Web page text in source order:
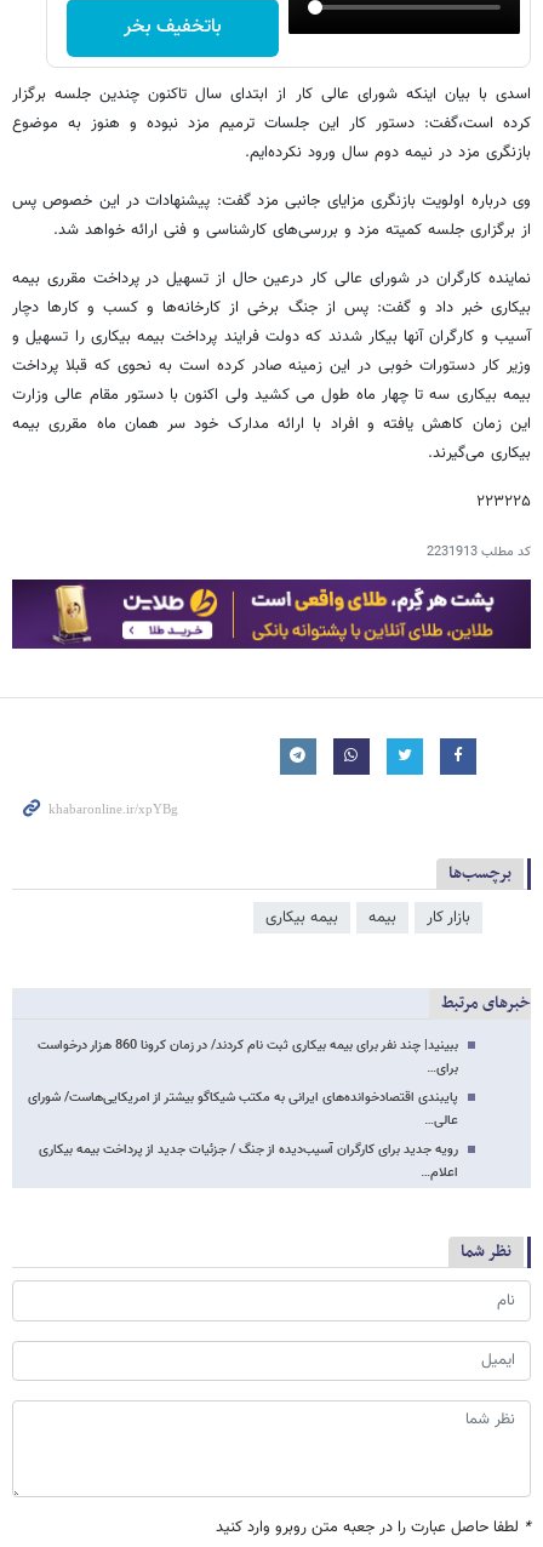
باتخفیف بخر
اسدی با بیان اینکه شورای عالی کار از ابتدای سال تاکنون چندین جلسه برگزار
کرده است،گفت: دستور کار این جلسات ترمیم مزد نبوده و هنوز به موضوع
بازنگری مزد در نیمه دوم سال ورود نکرده‌ایم.
وی درباره اولویت بازنگری مزایای جانبی مزد گفت: پیشنهادات در این خصوص پس
از برگزاری جلسه کمیته مزد و بررسی‌های کارشناسی و فنی ارائه خواهد شد.
نماینده کارگران در شورای عالی کار درعین حال از تسهیل در پرداخت مقرری بیمه
بیکاری خبر داد و گفت: پس از جنگ برخی از کارخانه‌ها و کسب و کارها دچار
آسیب و کارگران آنها بیکار شدند که دولت فرایند پرداخت بیمه بیکاری را تسهیل و
وزیر کار دستورات خوبی در این زمینه صادر کرده است به نحوی که قبلا پرداخت
بیمه بیکاری سه تا چهار ماه طول می کشید ولی اکنون با دستور مقام عالی وزارت
این زمان کاهش یافته و افراد با ارائه مدارک خود سر همان ماه مقرری بیمه
بیکاری می‌گیرند.
۲۲۳۲۲۵
کد مطلب2231913
برچسب‌ها
بازار کار بیمه بیمه بیکاری
خبرهای مرتبط
ببینید| چند نفر برای بیمه بیکاری ثبت نام کردند/ در زمان کرونا 860 هزار درخواست
برای…
پایبندی اقتصادخوانده‌های ایرانی به مکتب شیکاگو بیشتر از امریکایی‌هاست/ شورای
عالی…
رویه جدید برای کارگران آسیب‌دیده از جنگ / جزئیات جدید از پرداخت بیمه بیکاری
اعلام…
نظر شما
* لطفا حاصل عبارت را در جعبه متن روبرو وارد کنید